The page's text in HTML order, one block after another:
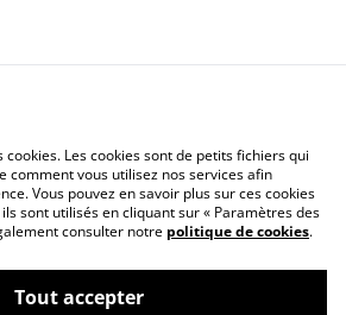
Mentions légales
Politique de Cookies
Les cookies sont de petits fichiers qui
comment vous utilisez nos services afin
Vous pouvez en savoir plus sur ces cookies
sont utilisés en cliquant sur « Paramètres des
consulter notre politique de cookies.
Tout accepter